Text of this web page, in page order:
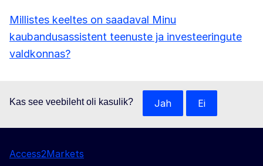
Millistes keeltes on saadaval Minu
kaubandusassistent teenuste ja investeeringute
valdkonnas?
Kas see veebileht oli kasulik? Jah Ei
Access2Markets